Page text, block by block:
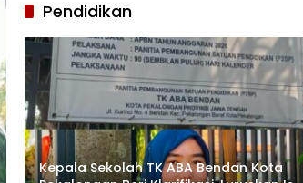
Pendidikan
Kepala Sekolah TK ABA Bendan Kota